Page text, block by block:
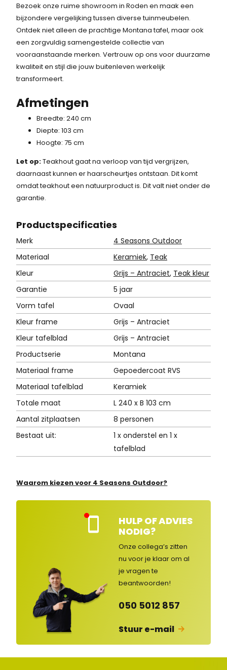
Bezoek onze ruime showroom in Roden en maak een
bijzondere vergelijking tussen diverse tuinmeubelen.
Ontdek niet alleen de prachtige Montana tafel, maar ook
een zorgvuldig samengestelde collectie van
vooraanstaande merken. Vertrouw op ons voor duurzame
kwaliteit en stijl die jouw buitenleven werkelijk
transformeert.
Afmetingen
Breedte: 240 cm
Diepte: 103 cm
Hoogte: 75 cm
Let op:Teakhout gaat na verloop van tijd vergrijzen,
daarnaast kunnen er haarscheurtjes ontstaan. Dit komt
omdat teakhout een natuurproduct is. Dit valt niet onder de
garantie.
Productspecificaties
Merk
4 Seasons Outdoor
Materiaal
Keramiek, Teak
Kleur
Grijs – Antraciet, Teak kleur
Garantie
5 jaar
Vorm tafel
Ovaal
Kleur frame
Grijs – Antraciet
Kleur tafelblad
Grijs – Antraciet
Productserie
Montana
Materiaal frame
Gepoedercoat RVS
Materiaal tafelblad
Keramiek
Totale maat
L 240 x B 103 cm
Aantal zitplaatsen
8 personen
Bestaat uit:
1 x onderstel en 1 x
tafelblad
Waarom kiezen voor 4 Seasons Outdoor?
nte
en
HULP OF ADVIES
NODIG?
Onze collega’s zitten
nu voor je klaar om al
je vragen te
beantwoorden!
050 5012 857
Stuur e-mail